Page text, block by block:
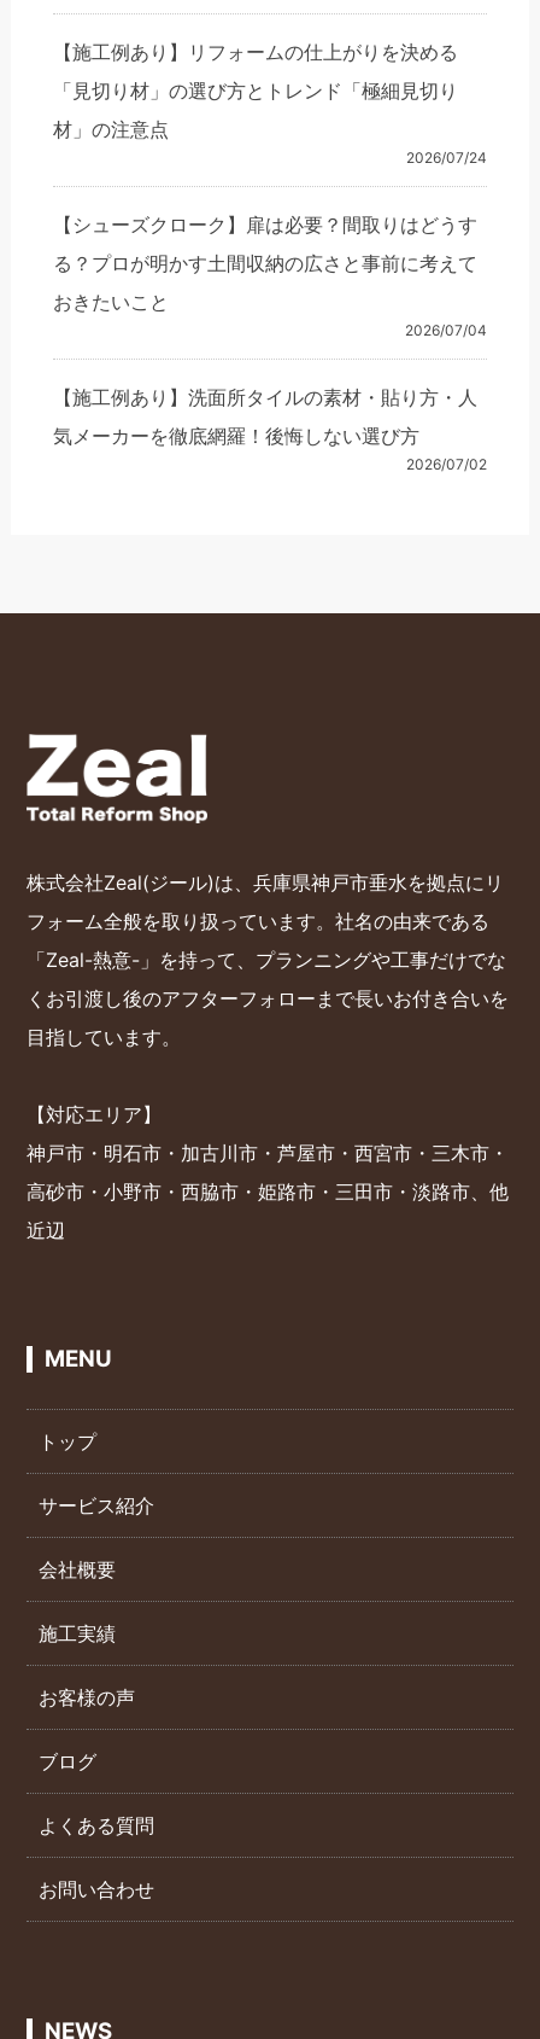
【施工例あり】リフォームの仕上がりを決める
「見切り材」の選び方とトレンド「極細見切り
材」の注意点
2026/07/24
【シューズクローク】扉は必要？間取りはどうす
る？プロが明かす土間収納の広さと事前に考えて
おきたいこと
2026/07/04
【施工例あり】洗面所タイルの素材・貼り方・人
気メーカーを徹底網羅！後悔しない選び方
2026/07/02
株式会社Zeal(ジール)は、兵庫県神戸市垂水を拠点にリ
フォーム全般を取り扱っています。社名の由来である
「Zeal-熱意-」を持って、プランニングや工事だけでな
くお引渡し後のアフターフォローまで長いお付き合いを
目指しています。
【対応エリア】
神戸市・明石市・加古川市・芦屋市・西宮市・三木市・
高砂市・小野市・西脇市・姫路市・三田市・淡路市、他
近辺
MENU
トップ
サービス紹介
会社概要
施工実績
お客様の声
ブログ
よくある質問
お問い合わせ
NEWS